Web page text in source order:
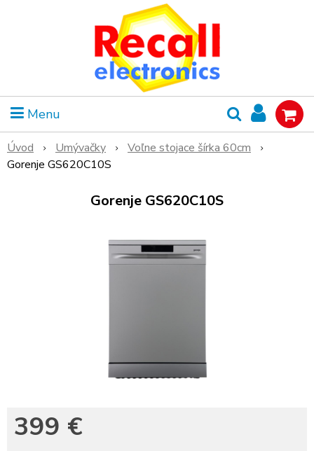
Menu
Úvod Umývačky
Voľne stojace šírka 60cm
Gorenje GS620C10S
Gorenje GS620C10S
399 €